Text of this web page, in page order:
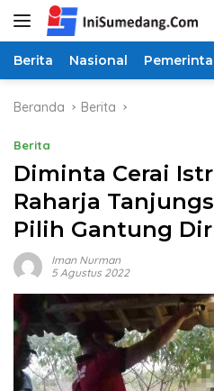
Langsung
Berita Nasional
Beranda Berita
Berita
Diminta Cerai
Raharja
Pilih Gantung
Iman Nurman
5 Agustus 2022